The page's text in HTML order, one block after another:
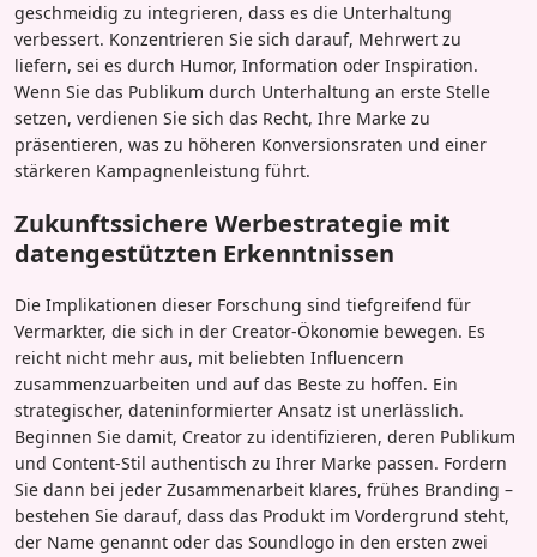
geschmeidig zu integrieren, dass es die Unterhaltung
verbessert. Konzentrieren Sie sich darauf, Mehrwert zu
liefern, sei es durch Humor, Information oder Inspiration.
Wenn Sie das Publikum durch Unterhaltung an erste Stelle
setzen, verdienen Sie sich das Recht, Ihre Marke zu
präsentieren, was zu höheren Konversionsraten und einer
stärkeren Kampagnenleistung führt.
Zukunftssichere Werbestrategie mit
datengestützten Erkenntnissen
Die Implikationen dieser Forschung sind tiefgreifend für
Vermarkter, die sich in der Creator-Ökonomie bewegen. Es
reicht nicht mehr aus, mit beliebten Influencern
zusammenzuarbeiten und auf das Beste zu hoffen. Ein
strategischer, dateninformierter Ansatz ist unerlässlich.
Beginnen Sie damit, Creator zu identifizieren, deren Publikum
und Content-Stil authentisch zu Ihrer Marke passen. Fordern
Sie dann bei jeder Zusammenarbeit klares, frühes Branding –
bestehen Sie darauf, dass das Produkt im Vordergrund steht,
der Name genannt oder das Soundlogo in den ersten zwei